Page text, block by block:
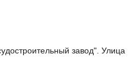
завод". Улица